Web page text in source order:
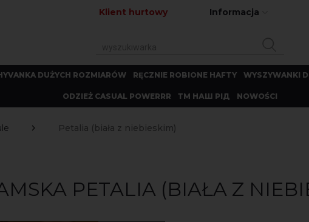
Klient hurtowy Informacja
DUŻYCH ROZMIARÓW RĘCZNIE ROBIONE HAFTY WYSZYWANKI
ODZIEŻ CASUAL POWERRR ТМ НАШ РІД NOWOŚCI
Petalia (biała z niebieskim)
PETALIA (BIAŁA Z